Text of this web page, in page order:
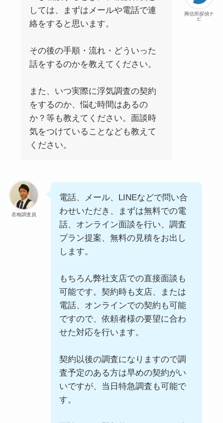
興信所探偵ナ
ビ
しては、まずはメールや電話で連
絡をすると思います。
その後の手順・流れ・どういった
話をするのかを教えてください。
また、いつ実際に浮気調査の契約
をするのか、悩む時間はあるの
か？等も教えてください。面談時
気をつけていることなども教えて
ください。
若梅調査員
電話、メール、LINEなどで問い合
わせいただき、まずは無料での電
話、オンライン面談を行い、調査
プラン提案、無料の見積をお出し
します。
もちろん弊社支店での直接面談も
可能です。契約時も支店、または
電話、オンラインでの契約も可能
ですので、依頼者様の要望に合わ
せた対応を行います。
契約以後の調査になりますので調
査予定のある方は早めの契約がい
いですが、当日特急調査も可能で
す。